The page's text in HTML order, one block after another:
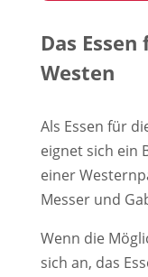
Das
Westen
Als Essen für
eignet sich ein
einer
Messer und
Wenn die
sich an, das